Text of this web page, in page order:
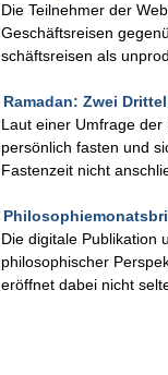
Die Teilnehmer der
Geschäftsreisen
schäftsreisen als
Ramadan: Zwei
Laut einer Umfrage
persönlich fasten und
Fastenzeit nicht
Die digitale Publikation
philosophischer
eröffnet dabei nicht